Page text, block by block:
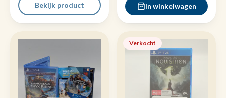
Bekijk product In winkelwagen
Verkocht